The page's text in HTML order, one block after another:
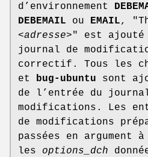
d’environnement
DEBEMAIL ou EMAIL,
<adresse>" est ajouté
journal de
correctif. Tous les
et
bug-ubuntu sont
de l’entrée du
modifications. Les
de modifications
passées en argument à
les options_dch